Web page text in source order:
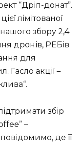
“Дріп-донат”.
лімітованої
збору 2,4
дронів, РЕБів
для
Гасло акції –
збір
–
де її